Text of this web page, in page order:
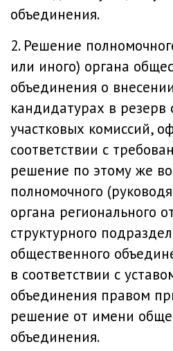
объединения.
2. Решение
или иного) органа
объединения о
кандидатурах в резерв
участковых комиссий,
соответствии с
решение по этому же
полномочного
органа регионального
структурного
общественного
в соответствии с
объединения правом
решение от имени
объединения.